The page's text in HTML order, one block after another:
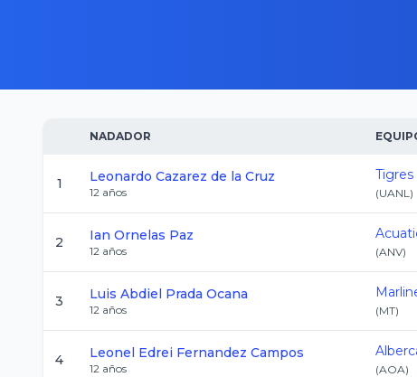
NADADOR
1 Leonardo Cazarez de la Cruz
12 años
Tigres
(UANL)
2 Ian Ornelas Paz
12 años (ANV)
3 Luis Abdiel Prada Ocana
12 años (MT)
4 Leonel Edrei Fernandez Campos
12 años (AOA)